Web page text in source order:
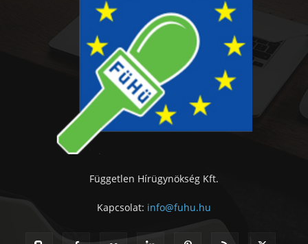
Független Hírügynökség Kft.
Kapcsolat: info@fuhu.hu